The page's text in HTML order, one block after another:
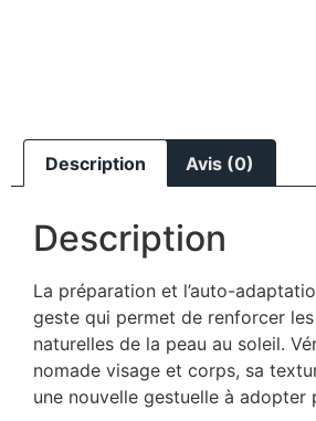
Description Avis (0)
Description
La préparation et l’auto-
geste qui permet de renforcer
naturelles de la peau au soleil.
nomade visage et corps, sa
une nouvelle gestuelle à adopter